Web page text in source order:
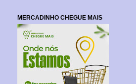
MERCADINHO CHEGUE MAIS